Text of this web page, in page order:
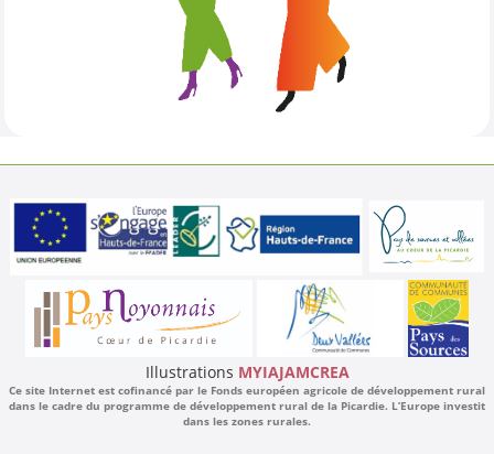
Illustrations MYIAJAMCREA
Ce site Internet est cofinancé par le Fonds européen agricole de développement rural
dans le cadre du programme de développement rural de la Picardie. L’Europe investit
dans les zones rurales.